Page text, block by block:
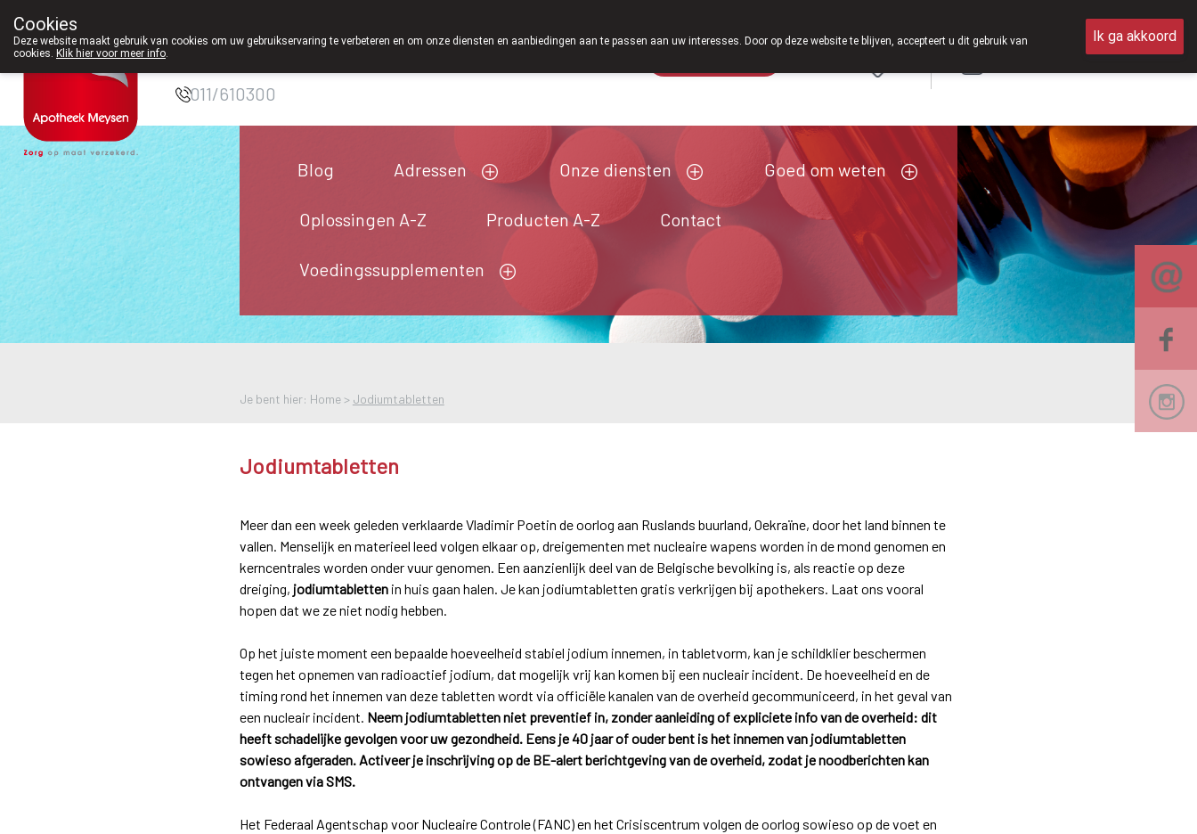
zijn we voortaan ook weer op zaterdag open van 8u30 tot 12u30.
Apotheek Meysen
011/610300
Blog Adressen Onze diensten Goed om weten
Oplossingen A-Z Producten A-Z Contact
Voedingssupplementen
Je bent hier: Home > Jodiumtabletten
Jodiumtabletten
Meer dan een week geleden verklaarde Vladimir Poetin de oorlog aan Ruslands buurland, Oekraïne, door het land binnen te
vallen. Menselijk en materieel leed volgen elkaar op, dreigementen met nucleaire wapens worden in de mond genomen en
kerncentrales worden onder vuur genomen. Een aanzienlijk deel van de Belgische bevolking is, als reactie op deze
dreiging, jodiumtablettenin huis gaan halen. Je kan jodiumtabletten gratis verkrijgen bij apothekers. Laat ons vooral
hopen dat we ze niet nodig hebben.
Op het juiste moment een bepaalde hoeveelheid stabiel jodium innemen, in tabletvorm, kan je schildklier beschermen
tegen het opnemen van radioactief jodium, dat mogelijk vrij kan komen bij een nucleair incident. De hoeveelheid en de
timing rond het innemen van deze tabletten wordt via officiële kanalen van de overheid gecommuniceerd, in het geval van
een nucleair incident. Neem jodiumtabletten niet preventief in, zonder aanleiding of expliciete info van de overheid: dit
heeft schadelijke gevolgen voor uw gezondheid. Eens je 40 jaar of ouder bent is het innemen van jodiumtabletten
sowieso afgeraden. Activeer je inschrijving op de BE-alert berichtgeving van de overheid, zodat je noodberichten kan
ontvangen via SMS.
Het Federaal Agentschap voor Nucleaire Controle (FANC) en het Crisiscentrum volgen de oorlog sowieso op de voet en
Cookies
Deze website maakt gebruik van cookies om uw gebruikservaring te verbeteren en om onze diensten en aanbiedingen aan te passen aan uw interesses. Door op deze website te blijven, accepteert u dit gebruik van
cookies. Klik hier voor meer info.
Ik ga akkoord